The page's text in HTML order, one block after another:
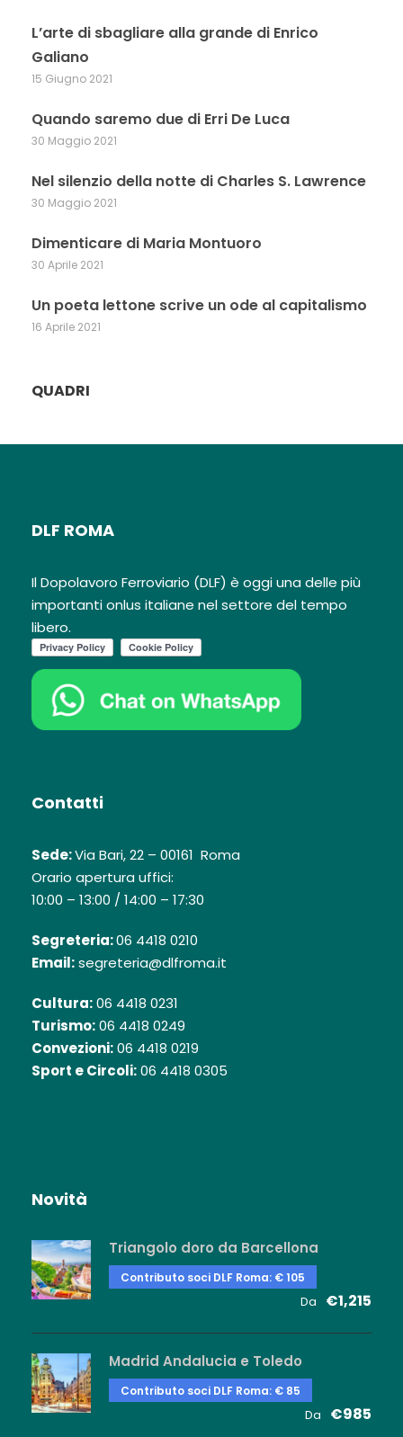
L’arte di sbagliare alla grande di Enrico
Galiano
15 Giugno 2021
Quando saremo due di Erri De Luca
30 Maggio 2021
Nel silenzio della notte di Charles S. Lawrence
30 Maggio 2021
Dimenticare di Maria Montuoro
30 Aprile 2021
Un poeta lettone scrive un ode al capitalismo
16 Aprile 2021
QUADRI
DLF ROMA
Il Dopolavoro Ferroviario (DLF) è oggi una delle più
importanti onlus italiane nel settore del tempo
libero.
Contatti
Sede:Via Bari, 22 – 00161 Roma
Orario apertura uffici:
10:00 – 13:00 / 14:00 – 17:30
Segreteria:06 4418 0210
Email:segreteria@dlfroma.it
Cultura:06 4418 0231
Turismo:06 4418 0249
Convezioni:06 4418 0219
Sport e Circoli:06 4418 0305
Novità
Triangolo doro da Barcellona
Contributo soci DLF Roma: € 105
Da €1,215
Madrid Andalucia e Toledo
Contributo soci DLF Roma: € 85
Da €985